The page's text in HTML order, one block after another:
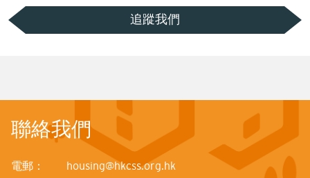
追蹤我們
聯絡我們
電郵：
housing@hkcss.org.hk